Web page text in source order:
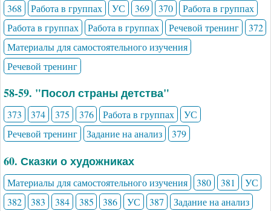
368 Работа в группах УС 369 370
Работа в группах
Работа в группах
Работа в группах Речевой тренинг
372
Материалы для самостоятельного изучения
Речевой тренинг
58-59. "Посол страны детства"
373 374 375 376 Работа в группах
УС
Речевой тренинг
Задание на анализ 379
60. Сказки о художниках
Материалы для самостоятельного изучения 380 381
УС
382
383 384 385 386 УС 387 Задание на анализ